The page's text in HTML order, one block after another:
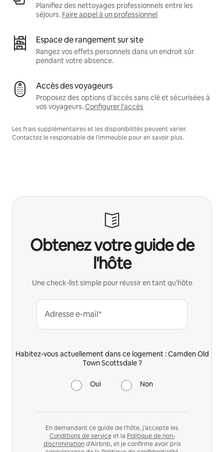
Planifiez des nettoyages professionnels entre les
séjours. Faire appel à un professionnel
Espace de rangement sur site
Rangez vos effets personnels dans un endroit sûr
pendant votre absence.
Accès des voyageurs
Proposez des options d'accès sans clé et sécurisées à
vos voyageurs.Configurer l'accès
Les frais supplémentaires et les disponibilités peuvent varier.
Contactez le responsable de l'immeuble pour en savoir plus.
Obtenez votre guide de
l'hôte
Une check-list simple pour réussir en tant qu'hôte
Adresse e-mail*
Habitez-vous actuellement dans ce logement : Camden Old
Town Scottsdale ?
Oui Non
En demandant ce guide de l'hôte, j'accepte les
Conditions de serviceet la Politique de non-
discrimination d'Airbnb, et je confirme avoir pris